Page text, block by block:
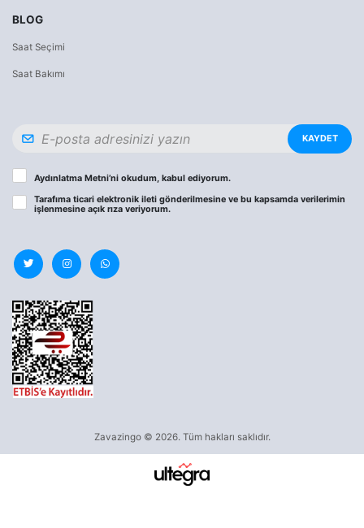
BLOG
Saat Seçimi
Saat Bakımı
KAYDET
Aydınlatma Metni’ni okudum, kabul ediyorum.
Tarafıma ticari elektronik ileti gönderilmesine ve bu kapsamda verilerimin
işlenmesine açık rıza veriyorum.
Zavazingo © 2026. Tüm hakları saklıdır.